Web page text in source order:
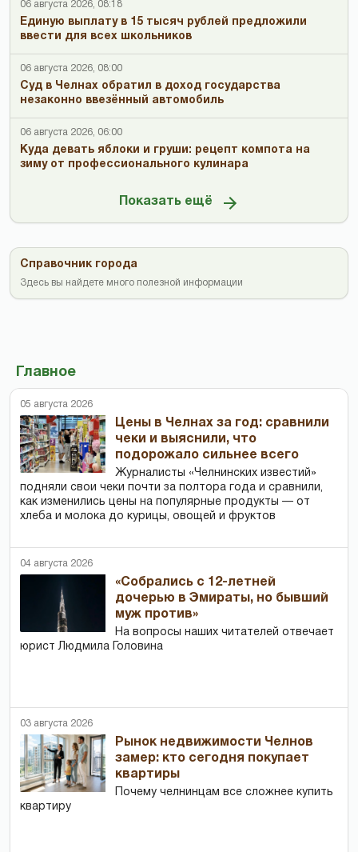
06 августа 2026, 08:18
Единую выплату в 15 тысяч рублей предложили
ввести для всех школьников
06 августа 2026, 08:00
Суд в Челнах обратил в доход государства
незаконно ввезённый автомобиль
06 августа 2026, 06:00
Куда девать яблоки и груши: рецепт компота на
зиму от профессионального кулинара
Показать ещё
Справочник города
Здесь вы найдете много полезной информации
Главное
05 августа 2026
Цены в Челнах за год: сравнили
чеки и выяснили, что
подорожало сильнее всего
Журналисты «Челнинских известий»
подняли свои чеки почти за полтора года и сравнили,
как изменились цены на популярные продукты — от
хлеба и молока до курицы, овощей и фруктов
04 августа 2026
«Собрались с 12-летней
дочерью в Эмираты, но бывший
муж против»
На вопросы наших читателей отвечает
юрист Людмила Головина
03 августа 2026
Рынок недвижимости Челнов
замер: кто сегодня покупает
квартиры
Почему челнинцам все сложнее купить
квартиру